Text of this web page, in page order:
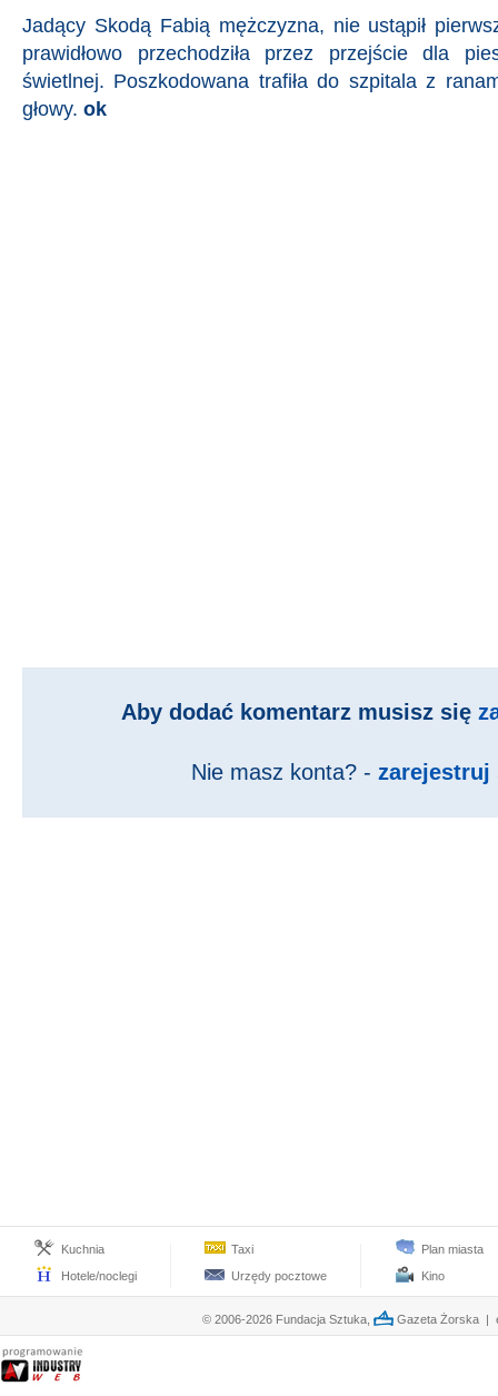
Jadący Skodą Fabią mężczyzna, nie ustąpił
prawidłowo przechodziła przez przejście dla
świetlnej. Poszkodowana trafiła do szpitala z
głowy. ok
Aby dodać komentarz musisz się
Nie masz konta? - zarejestruj
Kuchnia
Hotele/noclegi
Taxi
Urzędy pocztowe
Plan miasta
Kino
© 2006-2026 Fundacja Sztuka, Gazeta Żorska |